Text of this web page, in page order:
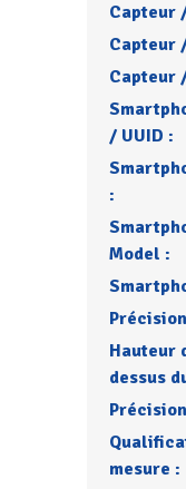
Capteur
Capteur
Capteur
/ UUID :
:
Model :
Hauteur
dessus
mesure :